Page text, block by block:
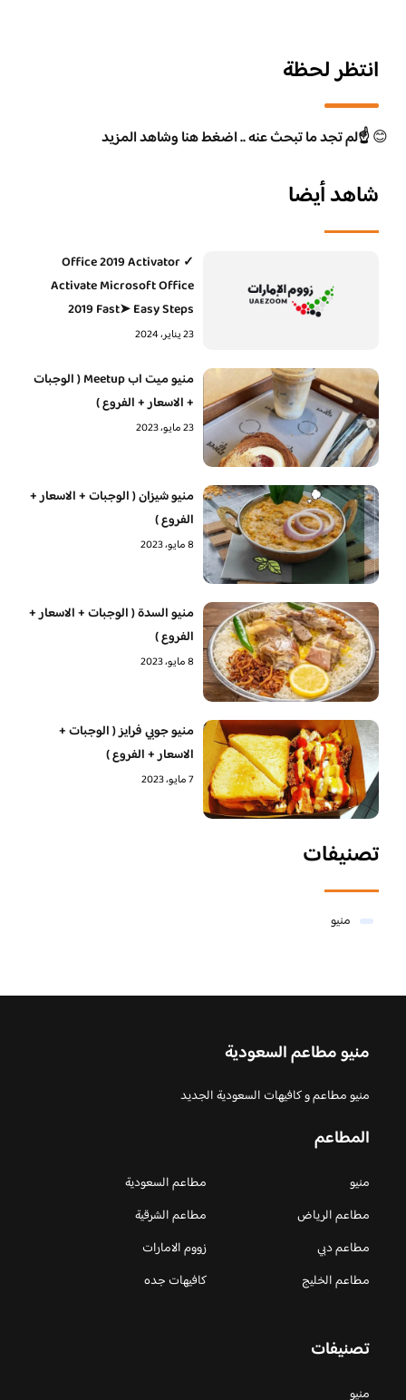
انتظر لحظة
😊☝️لم تجد ما تبحث عنه .. اضغط هنا وشاهد المزيد
شاهد أيضا
Office 2019 Activator ✓
Activate Microsoft Office
2019 Fast➤ Easy Steps
23 يناير، 2024
منيو ميت اب Meetup ( الوجبات
+ الاسعار + الفروع )
23 مايو، 2023
منيو شيزان ( الوجبات + الاسعار +
الفروع )
8 مايو، 2023
منيو السدة ( الوجبات + الاسعار +
الفروع )
8 مايو، 2023
منيو جوبي فرايز ( الوجبات +
الاسعار + الفروع )
7 مايو، 2023
تصنيفات
منيو
منيو مطاعم السعودية
منيو مطاعم و كافيهات السعودية الجديد
المطاعم
منيو
مطاعم السعودية
مطاعم الرياض
مطاعم الشرقية
مطاعم دبي
زووم الامارات
مطاعم الخليج
كافيهات جده
تصنيفات
منيو